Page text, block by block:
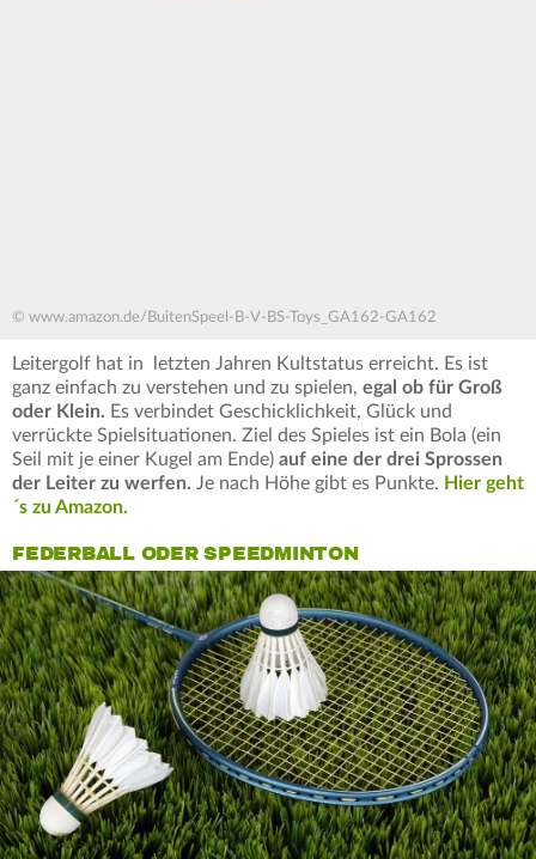
© www.amazon.de/BuitenSpeel-B-V-BS-Toys_GA162-GA162
Leitergolf hat in letzten Jahren Kultstatus erreicht. Es ist
ganz einfach zu verstehen und zu spielen, egal ob für Groß
oder Klein. Es verbindet Geschicklichkeit, Glück und
verrückte Spielsituationen. Ziel des Spieles ist ein Bola (ein
Seil mit je einer Kugel am Ende) auf eine der drei Sprossen
der Leiter zu werfen. Je nach Höhe gibt es Punkte. Hier geht
´s zu Amazon.
FEDERBALL ODER SPEEDMINTON